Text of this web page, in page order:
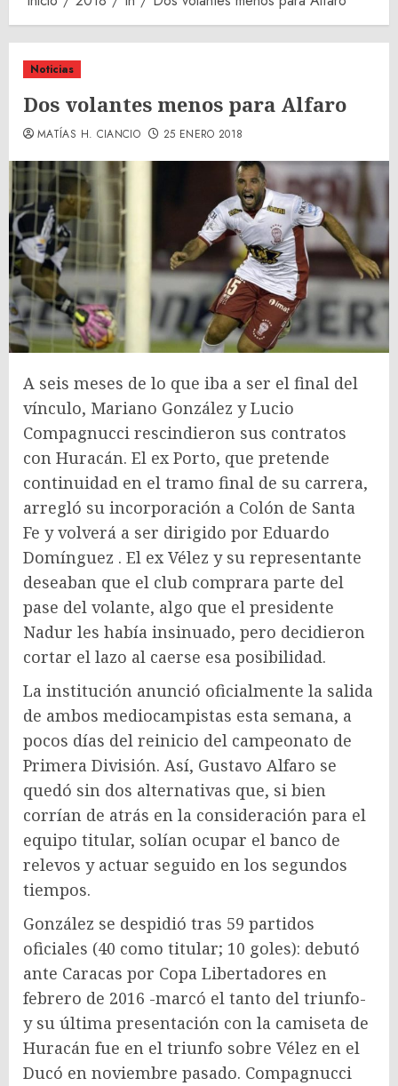
Noticias
Dos volantes menos para Alfaro
MATÍAS H. CIANCIO 25 ENERO 2018
A seis meses de lo que iba a ser el final del
vínculo, Mariano González y Lucio
Compagnucci rescindieron sus contratos
con Huracán. El ex Porto, que pretende
continuidad en el tramo final de su carrera,
arregló su incorporación a Colón de Santa
Fe y volverá a ser dirigido por Eduardo
Domínguez . El ex Vélez y su representante
deseaban que el club comprara parte del
pase del volante, algo que el presidente
Nadur les había insinuado, pero decidieron
cortar el lazo al caerse esa posibilidad.
La institución anunció oficialmente la salida
de ambos mediocampistas esta semana, a
pocos días del reinicio del campeonato de
Primera División. Así, Gustavo Alfaro se
quedó sin dos alternativas que, si bien
corrían de atrás en la consideración para el
equipo titular, solían ocupar el banco de
relevos y actuar seguido en los segundos
tiempos.
González se despidió tras 59 partidos
oficiales (40 como titular; 10 goles): debutó
ante Caracas por Copa Libertadores en
febrero de 2016 -marcó el tanto del triunfo-
y su última presentación con la camiseta de
Huracán fue en el triunfo sobre Vélez en el
Ducó en noviembre pasado. Compagnucci